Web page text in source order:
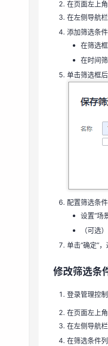
在筛选
在时间
单击筛选框
设置“
（可选
单击“确定”
修改筛选条
在页面左上角
在筛选框后
在页面左上
在左侧导航
添加筛选条件
在筛选
在时间
单击筛选框
配置筛选条件
设置“场
（可选
单击“确定”
修改筛选条
登录管理控制
在页面左上
在左侧导航
在筛选条件